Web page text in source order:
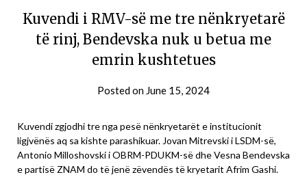
Kuvendi i RMV-së me tre nënkryetarë
të rinj, Bendevska nuk u betua me
emrin kushtetues
Posted on June 15, 2024
Kuvendi zgjodhi tre nga pesë nënkryetarët e institucionit
ligjvënës aq sa kishte parashikuar. Jovan Mitrevski i LSDM-së,
Antonio Milloshovski i OBRM-PDUKM-së dhe Vesna Bendevska
e partisë ZNAM do të jenë zëvendës të kryetarit Afrim Gashi.